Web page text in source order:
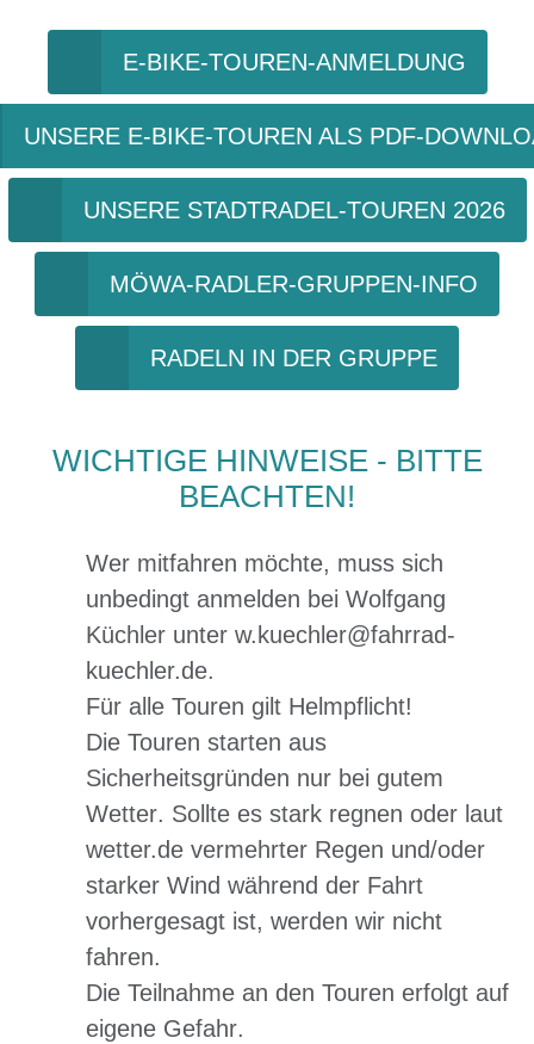
E-BIKE-TOUREN-ANMELDUNG
UNSERE E-BIKE-TOUREN ALS PDF-
UNSERE STADTRADEL-TOUREN 2026
MÖWA-RADLER-GRUPPEN-INFO
RADELN IN DER GRUPPE
WICHTIGE HINWEISE - BITTE
BEACHTEN!
Wer mitfahren möchte, muss sich
unbedingt anmelden bei Wolfgang
Küchler unter w.kuechler@fahrrad-
kuechler.de.
Für alle Touren gilt Helmpflicht!
Die Touren starten aus
Sicherheitsgründen nur bei gutem
Wetter. Sollte es stark regnen oder laut
wetter.de vermehrter Regen und/oder
starker Wind während der Fahrt
vorhergesagt ist, werden wir nicht
fahren.
Die Teilnahme an den Touren erfolgt auf
eigene Gefahr.